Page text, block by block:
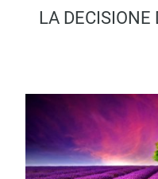
LA